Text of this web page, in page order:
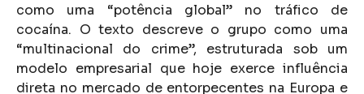
como uma “potência global” no tráfico de
cocaína. O texto descreve o grupo como uma
“multinacional do crime”, estruturada sob um
modelo empresarial que hoje exerce influência
direta no mercado de entorpecentes na Europa e